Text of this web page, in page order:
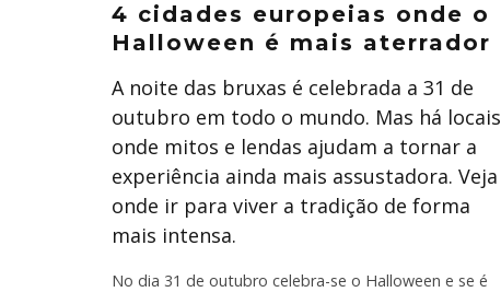
4 cidades europeias onde o
Halloween é mais aterrador
A noite das bruxas é celebrada a 31 de
outubro em todo o mundo. Mas há locais
onde mitos e lendas ajudam a tornar a
experiência ainda mais assustadora. Veja
onde ir para viver a tradição de forma
mais intensa.
No dia 31 de outubro celebra-se o Halloween e se é